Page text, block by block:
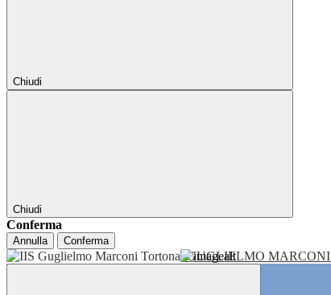
Chiudi
Chiudi
Conferma
Annulla Conferma
GUGLIELMO MARCONI